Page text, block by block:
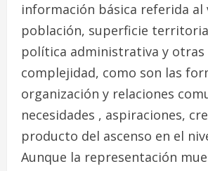
información básica referida al
población, superficie
política administrativa y otras
complejidad, como son las
organización y relaciones
necesidades , aspiraciones,
producto del ascenso en el
Aunque la representación